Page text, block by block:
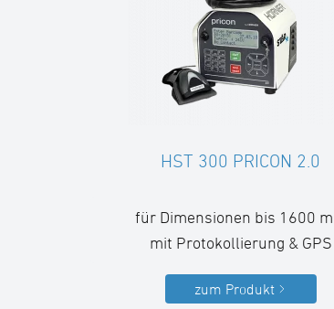
HST 300 PRICON 2.0
für Dimensionen bis 1600
mit Protokollierung & GPS
zum Produkt